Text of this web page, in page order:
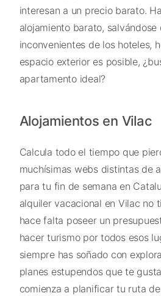
interesan a un precio barato.
alojamiento barato, salvándose
inconvenientes de los hoteles,
espacio exterior es posible,
apartamento ideal?
Alojamientos en Vilac
Calcula todo el tiempo que
muchísimas webs distintas de
para tu fin de semana en
alquiler vacacional en Vilac no
hace falta poseer un
hacer turismo por todos esos
siempre has soñado con
planes estupendos que te
comienza a planificar tu ruta